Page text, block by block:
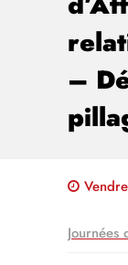
–
Journées